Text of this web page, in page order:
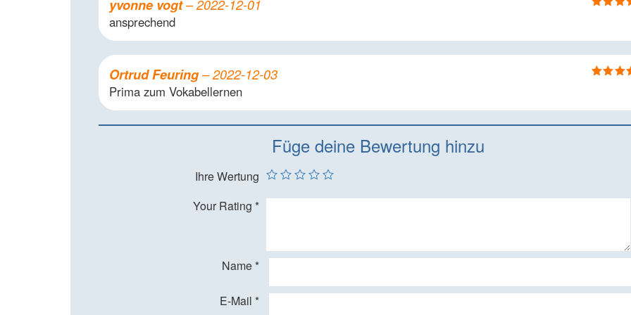
yvonne vogt– 2022-12-01
ansprechend
Ortrud Feuring – 2022-12-03
Prima zum Vokabellernen
Füge deine Bewertung hinzu
Ihre Wertung
Your Rating *
Name *
E-Mail *